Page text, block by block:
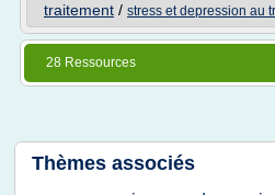
traitement / stress et depression au
28 Ressources
Thèmes associés